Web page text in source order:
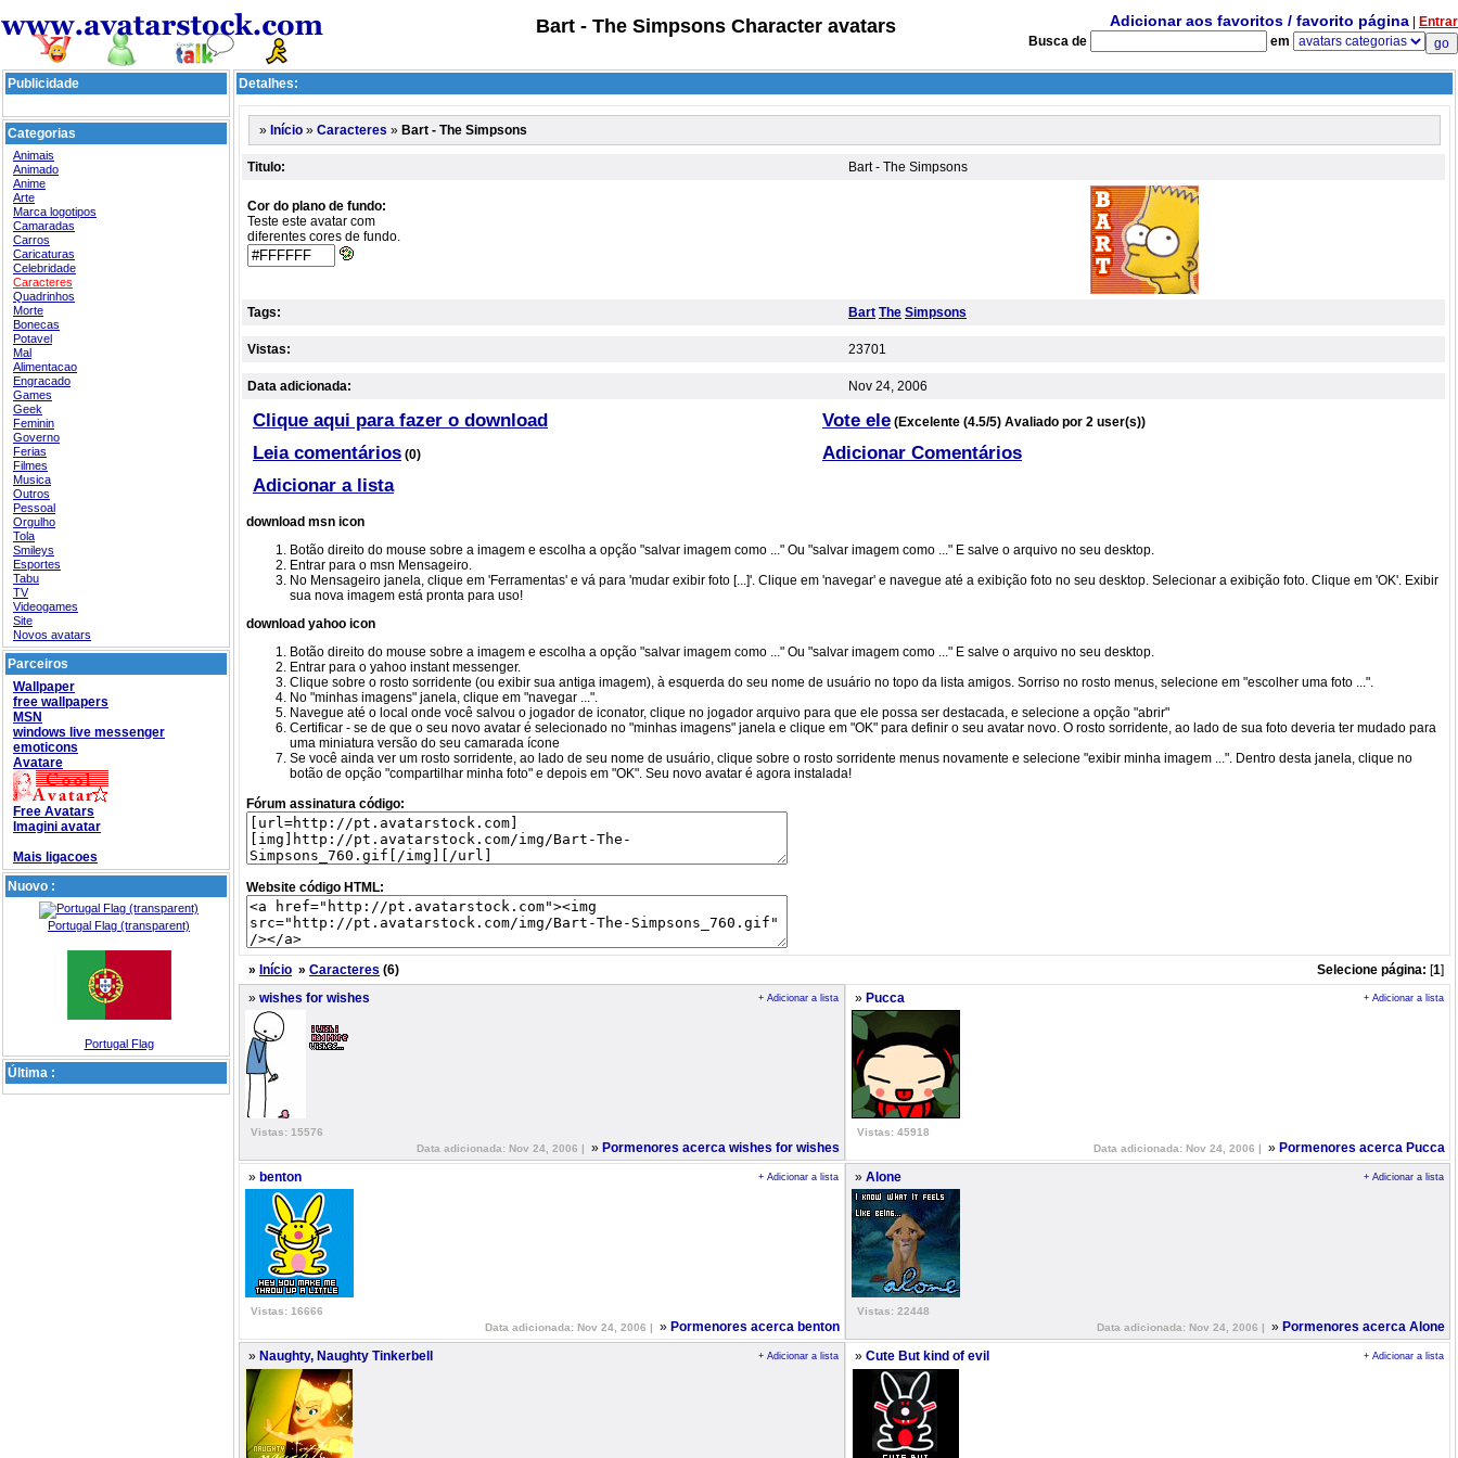
Bart - The Simpsons Character avatars Adicionar aos favoritos / favorito página
Entrar
Busca de
em
Publicidade
Categorias
Animais
Animado
Anime
Arte
Marca logotipos
Camaradas
Carros
Caricaturas
Celebridade
Caracteres
Quadrinhos
Morte
Bonecas
Potavel
Mal
Alimentacao
Engracado
Games
Geek
Feminin
Governo
Ferias
Filmes
Musica
Outros
Pessoal
Orgulho
Tola
Smileys
Esportes
Tabu
TV
Videogames
Site
Novos avatars
Parceiros
Wallpaper
free wallpapers
MSN
windows live messenger
emoticons
Avatare
Free Avatars
Imagini avatar
Mais ligacoes
Nuovo :
Portugal Flag (transparent)
Portugal Flag
Última :
Detalhes:
» Início » Caracteres » Bart - The Simpsons
Titulo: Bart - The Simpsons
Cor do plano de fundo:
Teste este avatar com
diferentes cores de fundo.
Tags: Bart The Simpsons
Vistas: 23701
Data adicionada: Nov 24, 2006
Clique aqui para fazer o download Vote ele (Excelente (4.5/5) Avaliado por 2 user(s))
Leia comentários (0)
Adicionar Comentários
Adicionar a lista
download msn icon
Botão direito do mouse sobre a imagem e escolha a opção "salvar imagem como ..." Ou "salvar imagem como ..." E salve o arquivo no seu desktop.
Entrar para o msn Mensageiro.
No Mensageiro janela, clique em 'Ferramentas' e vá para 'mudar exibir foto [...]'. Clique em 'navegar' e navegue até a exibição foto no seu desktop. Selecionar a exibição foto. Clique em 'OK'. Exibir
sua nova imagem está pronta para uso!
download yahoo icon
Botão direito do mouse sobre a imagem e escolha a opção "salvar imagem como ..." Ou "salvar imagem como ..." E salve o arquivo no seu desktop.
Entrar para o yahoo instant messenger.
Clique sobre o rosto sorridente (ou exibir sua antiga imagem), à esquerda do seu nome de usuário no topo da lista amigos. Sorriso no rosto menus, selecione em "escolher uma foto ...".
No "minhas imagens" janela, clique em "navegar ...".
Navegue até o local onde você salvou o jogador de iconator, clique no jogador arquivo para que ele possa ser destacada, e selecione a opção "abrir"
Certificar - se de que o seu novo avatar é selecionado no "minhas imagens" janela e clique em "OK" para definir o seu avatar novo. O rosto sorridente, ao lado de sua foto deveria ter mudado para
uma miniatura versão do seu camarada ícone
Se você ainda ver um rosto sorridente, ao lado de seu nome de usuário, clique sobre o rosto sorridente menus novamente e selecione "exibir minha imagem ...". Dentro desta janela, clique no
botão de opção "compartilhar minha foto" e depois em "OK". Seu novo avatar é agora instalada!
Fórum assinatura código:
Website código HTML:
» Início » Caracteres (6) Selecione página: [1]
» wishes for wishes + Adicionar a lista
Vistas: 15576
Data adicionada: Nov 24, 2006 |
» Pormenores acerca wishes for wishes
» Pucca + Adicionar a lista
Vistas: 45918
Data adicionada: Nov 24, 2006 |
» Pormenores acerca Pucca
» benton + Adicionar a lista
Vistas: 16666
Data adicionada: Nov 24, 2006 |
» Pormenores acerca benton
» Alone + Adicionar a lista
Vistas: 22448
Data adicionada: Nov 24, 2006 |
» Pormenores acerca Alone
» Naughty, Naughty Tinkerbell + Adicionar a lista » Cute But kind of evil + Adicionar a lista